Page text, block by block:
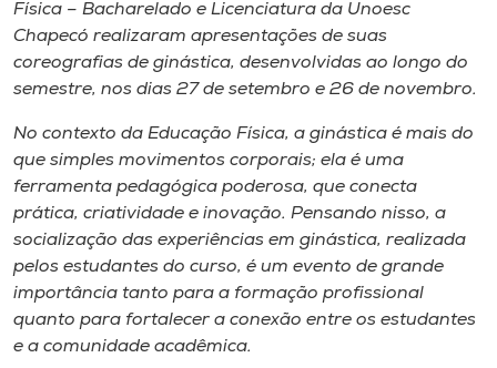
Rádio
Unoesc
Store
Selecione
o idioma
Física – Bacharelado e Licenciatura da Unoesc
Chapecó realizaram apresentações de suas
coreografias de ginástica, desenvolvidas ao longo do
semestre, nos dias 27 de setembro e 26 de novembro.
No contexto da Educação Física, a ginástica é mais do
que simples movimentos corporais; ela é uma
ferramenta pedagógica poderosa, que conecta
prática, criatividade e inovação. Pensando nisso, a
socialização das experiências em ginástica, realizada
pelos estudantes do curso, é um evento de grande
importância tanto para a formação profissional
quanto para fortalecer a conexão entre os estudantes
e a comunidade acadêmica.